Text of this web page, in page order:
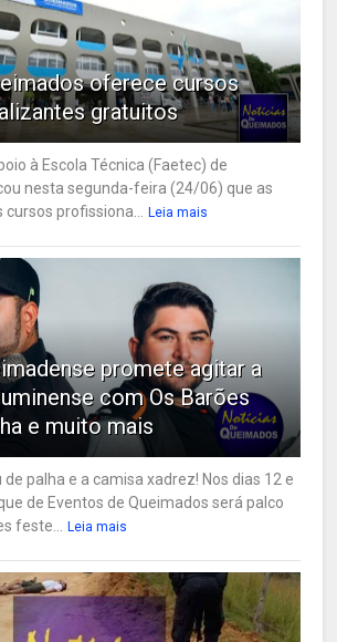
oferece cursos
gratuitos
à Escola Técnica (Faetec) de
nesta segunda-feira (24/06) que as
profissiona...
Leia mais
promete agitar a
com Os Barões
e muito mais
de palha e a camisa xadrez! Nos dias 12 e
de Eventos de Queimados será palco
feste...
Leia mais